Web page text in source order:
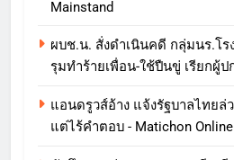
Mainstand
ผบช.น. สั่งดำเนินคดี กลุ่มนร.โร
รุมทำร้ายเพื่อน-ใช้ปืนขู่ เรียกผู้
แอนดรูวส์อ้าง แจ้งรัฐบาลไทยล่
แต่ไร้คำตอบ - Matichon Online